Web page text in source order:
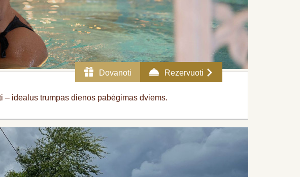
idealus trumpas dienos pabėgimas dviems.
Rezervuoti
Dovanoti